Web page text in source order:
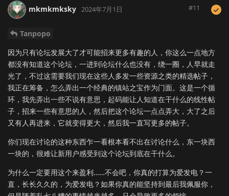
mkmkmksky 2024年7月1日 #11
Tanpopo
因为只有论坛发展大了才可能招来更多有趣的人，你这么一点地方
都没有知道这个论坛，一进到论坛什么也没有，绕一圈，人早就走
光了，不过这需要我们现在这些人多发一些资源之类的精选帖子，
我正在筹备，怎么弄出一个经典的镇站之宝作为门面。这是一个循
环，我先弄出一些不说有意思，起码能让人知道在干什么的线性帖
子，招来一些有意思的人，然后把这个论坛一点点弄大，大了之后
又有人再进来，它就变得更大，然后我一直写更多的帖子。
你们现在讨论的这种东西乍一看根本看不出在讨论什么，东一块西
一块的，很难让新用户感受到这个论坛到底在干什么。
为什么一定要用这个来盈利……不会吧，你真的打算为爱发电？一
直，长长久久的，为爱发电？如果你真的能坚持到最后我佩服你，